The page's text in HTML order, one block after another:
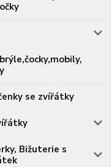
se zvířátky
Bižuterie s